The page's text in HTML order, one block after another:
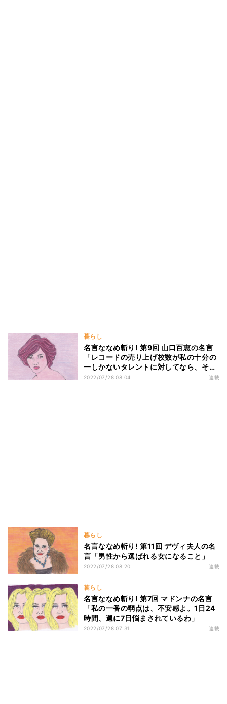
暮らし
名言ななめ斬り! 第9回 山口百恵の名言
「レコードの売り上げ枚数が私の十分の
一しかないタレントに対してなら、そう
は言わなかったのではないだろうか」
2022/07/28 08:04 連載
暮らし
名言ななめ斬り! 第11回 デヴィ夫人の名
言「男性から選ばれる女になること」
2022/07/28 08:20 連載
暮らし
名言ななめ斬り! 第7回 マドンナの名言
「私の一番の弱点は、不安感よ。1日24
時間、週に7日悩まされているわ」
2022/07/28 07:31 連載